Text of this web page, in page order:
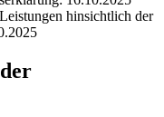
hinsichtlich der